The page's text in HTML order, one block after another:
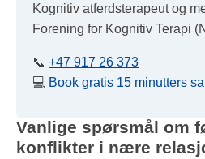
Kognitiv atferdsterapeut og
Forening for Kognitiv Terapi
📞 +47 917 26 373
💻 Book gratis 15 minutters
Vanlige spørsmål om
konflikter i nære